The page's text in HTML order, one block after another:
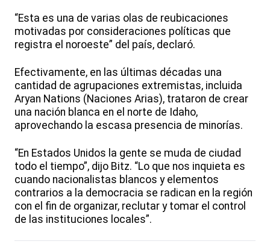
“Esta es una de varias olas de reubicaciones
motivadas por consideraciones políticas que
registra el noroeste” del país, declaró.
Efectivamente, en las últimas décadas una
cantidad de agrupaciones extremistas, incluida
Aryan Nations (Naciones Arias), trataron de crear
una nación blanca en el norte de Idaho,
aprovechando la escasa presencia de minorías.
“En Estados Unidos la gente se muda de ciudad
todo el tiempo”, dijo Bitz. “Lo que nos inquieta es
cuando nacionalistas blancos y elementos
contrarios a la democracia se radican en la región
con el fin de organizar, reclutar y tomar el control
de las instituciones locales”.